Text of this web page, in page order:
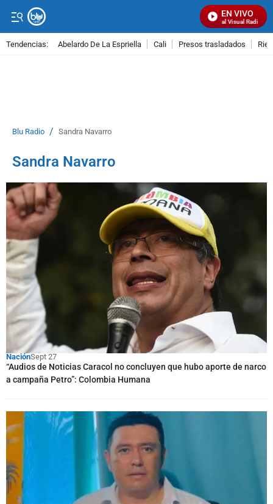
EN VIVO
Señal Visual Radio
Tendencias: Abelardo De La Espriella Cali Presos trasladados
Blu Radio / Sandra Navarro
Sandra Navarro
NaciónSept 27
“Audios de Noticias Caracol no concluyen que hubo aporte de narco
a campaña Petro”: Colombia Humana